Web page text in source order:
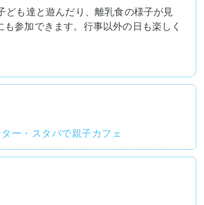
ども達と遊んだり、離乳食の様子が見
参加できます。行事以外の日も楽しく
ー・スタバで親子カフェ